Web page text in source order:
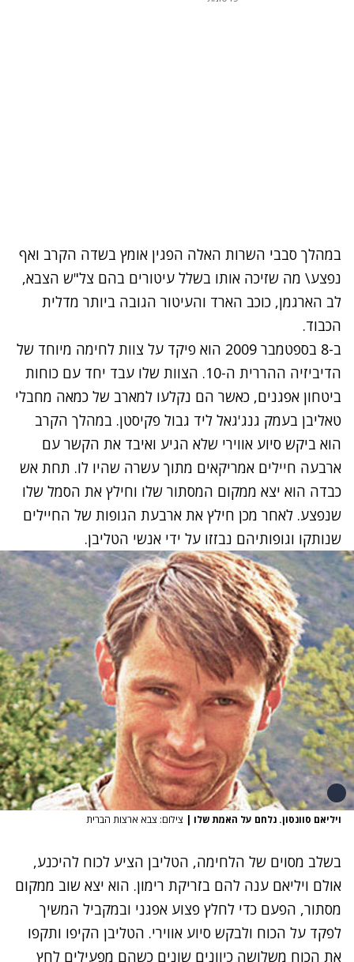
במהלך סבבי השרות האלה הפגין אומץ בשדה הקרב ואף
נפצע\ מה שזיכה אותו בשלל עיטורים בהם צל"ש הצבא,
לב הארגמן, כוכב הארד והעיטור הגובה ביותר מדלית
הכבוד.
ב-8 בספטמבר 2009 הוא פיקד על צוות לחימה מיוחד של
הדיביזיה ההררית ה-10. הצוות שלו עבד יחד עם כוחות
ביטחון אפגנים, כאשר הם נקלעו למארב של כמאה מחבלי
טאליבן בעמק גנג'גאל ליד גבול פקיסטן. במהלך הקרב
הוא ביקש סיוע אווירי שלא הגיע ואיבד את הקשר עם
ארבעה חיילים אמריקאים מתוך עשרה שהיו לו. תחת אש
כבדה הוא יצא ממקום המסתור שלו וחילץ את הסמל שלו
שנפצע. לאחר מכן חילץ את ארבעת הגופות של החיילים
שנותקו וגופותיהם נבזזו על ידי אנשי הטליבן.
ויליאם סוונסון. נלחם על האמת שלו | צילום: צבא ארצות הברית
בשלב מסוים של הלחימה, הטליבן הציע לכוח להיכנע,
אולם ויליאם ענה להם בזריקת רימון. הוא יצא שוב ממקום
מסתור, הפעם כדי לחלץ פצוע אפגני ובמקביל המשיך
לפקד על הכוח ולבקש סיוע אווירי. הטליבן הקיפו ותקפו
את הכוח משלושה כיוונים שונים כשהם מפעילים לחץ